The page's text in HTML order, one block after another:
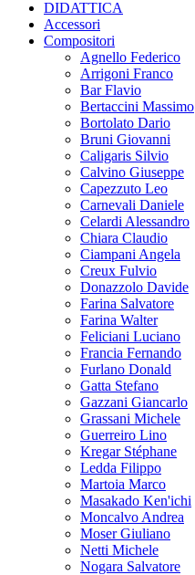
DIDATTICA
Accessori
Compositori
Agnello Federico
Arrigoni Franco
Bar Flavio
Bertaccini Massimo
Bortolato Dario
Bruni Giovanni
Caligaris Silvio
Calvino Giuseppe
Capezzuto Leo
Carnevali Daniele
Celardi Alessandro
Chiara Claudio
Ciampani Angela
Creux Fulvio
Donazzolo Davide
Farina Salvatore
Farina Walter
Feliciani Luciano
Francia Fernando
Furlano Donald
Gatta Stefano
Gazzani Giancarlo
Grassani Michele
Guerreiro Lino
Kregar Stéphane
Ledda Filippo
Martoia Marco
Masakado Ken'ichi
Moncalvo Andrea
Moser Giuliano
Netti Michele
Nogara Salvatore